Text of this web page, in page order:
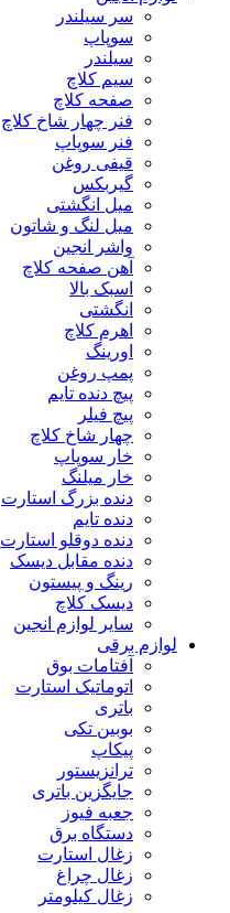
سر سیلندر
سوپاپ
سیلندر
سیم کلاچ
صفحه کلاچ
فنر چهار شاخ کلاچ
فنر سوپاپ
قیفی روغن
گیربکس
میل انگشتی
میل لنگ و شاتون
واشر انجین
آهن صفحه کلاچ
اسبک بالا
انگشتی
اهرم کلاچ
اورینگ
پمپ روغن
پیچ دنده تایم
پیچ فیلر
چهار شاخ کلاچ
خار سوپاپ
خار میلنگ
دنده بزرگ استارت
دنده تایم
دنده دوقلو استارت
دنده مقابل دیسک
رینگ و پیستون
دیسک کلاچ
سایر لوازم انجین
لوازم برقی
آفتامات بوق
اتوماتیک استارت
باتری
بوبین تکی
پیکاپ
ترانزیستور
جایگزین باتری
جعبه فیوز
دستگاه برق
زغال استارت
زغال چراغ
زغال کیلومتر